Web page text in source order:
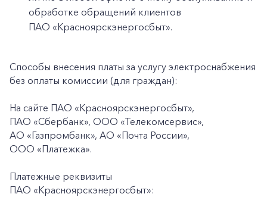
обработке обращений клиентов
ПАО «Красноярскэнергосбыт».
Способы внесения платы за услугу электроснабжения
без оплаты комиссии (для граждан):
На сайте ПАО «Красноярскэнергосбыт»,
ПАО «Сбербанк», ООО «Телекомсервис»,
АО «Газпромбанк», АО «Почта России»,
ООО «Платежка».
Платежные реквизиты
ПАО «Красноярскэнергосбыт»: